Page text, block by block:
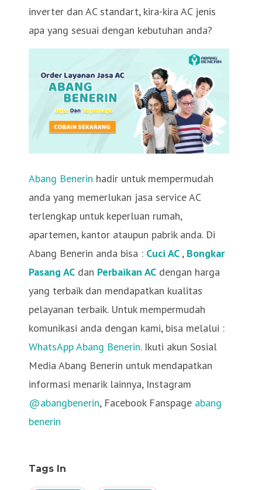
inverter dan AC standart, kira-kira AC jenis
apa yang sesuai dengan kebutuhan anda?
Abang Benerin hadir untuk mempermudah
anda yang memerlukan jasa service AC
terlengkap untuk keperluan rumah,
apartemen, kantor ataupun pabrik anda. Di
Abang Benerin anda bisa : Cuci AC , Bongkar
Pasang AC dan Perbaikan AC dengan harga
yang terbaik dan mendapatkan kualitas
pelayanan terbaik. Untuk mempermudah
komunikasi anda dengan kami, bisa melalui :
WhatsApp Abang Benerin. Ikuti akun Sosial
Media Abang Benerin untuk mendapatkan
informasi menarik lainnya, Instagram
@abangbenerin, Facebook Fanspage abang
benerin
Tags In